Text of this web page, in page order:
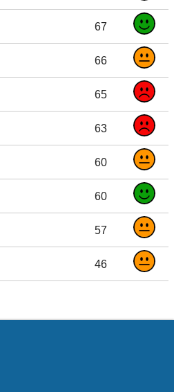
67
66
65
63
60
60
57
46